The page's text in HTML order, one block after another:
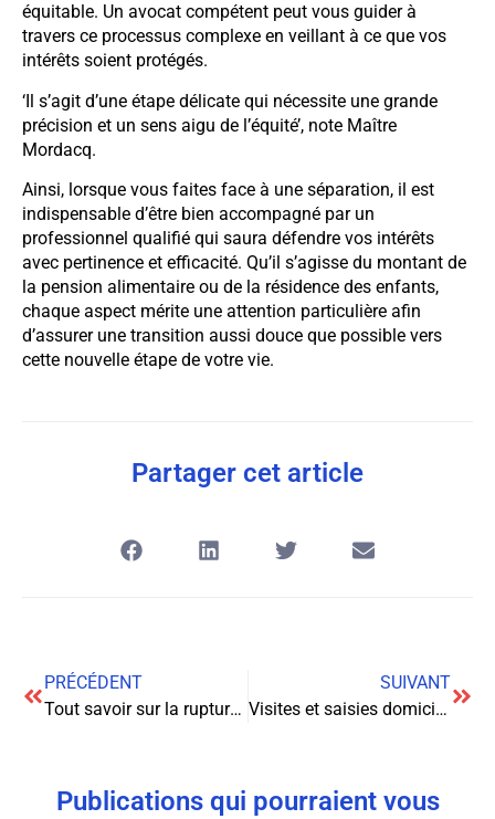
équitable. Un avocat compétent peut vous guider à
travers ce processus complexe en veillant à ce que vos
intérêts soient protégés.
‘Il s’agit d’une étape délicate qui nécessite une grande
précision et un sens aigu de l’équité’, note Maître
Mordacq.
Ainsi, lorsque vous faites face à une séparation, il est
indispensable d’être bien accompagné par un
professionnel qualifié qui saura défendre vos intérêts
avec pertinence et efficacité. Qu’il s’agisse du montant de
la pension alimentaire ou de la résidence des enfants,
chaque aspect mérite une attention particulière afin
d’assurer une transition aussi douce que possible vers
cette nouvelle étape de votre vie.
Partager cet article
PRÉCÉDENT
Tout savoir sur la rupture de la période d’essai : guide complet
SUIVANT
Visites et saisies domiciliaires : un éclairage juridique sur vos droits et obligations
Publications qui pourraient vous